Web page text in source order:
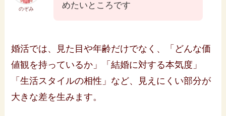
のぞみ
めたいところです
婚活では、見た目や年齢だけでなく、「どんな価
値観を持っているか」「結婚に対する本気度」
「生活スタイルの相性」など、見えにくい部分が
大きな差を生みます。